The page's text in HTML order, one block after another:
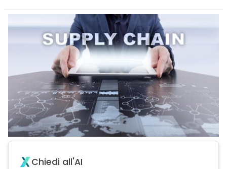
Chiedi all'AI